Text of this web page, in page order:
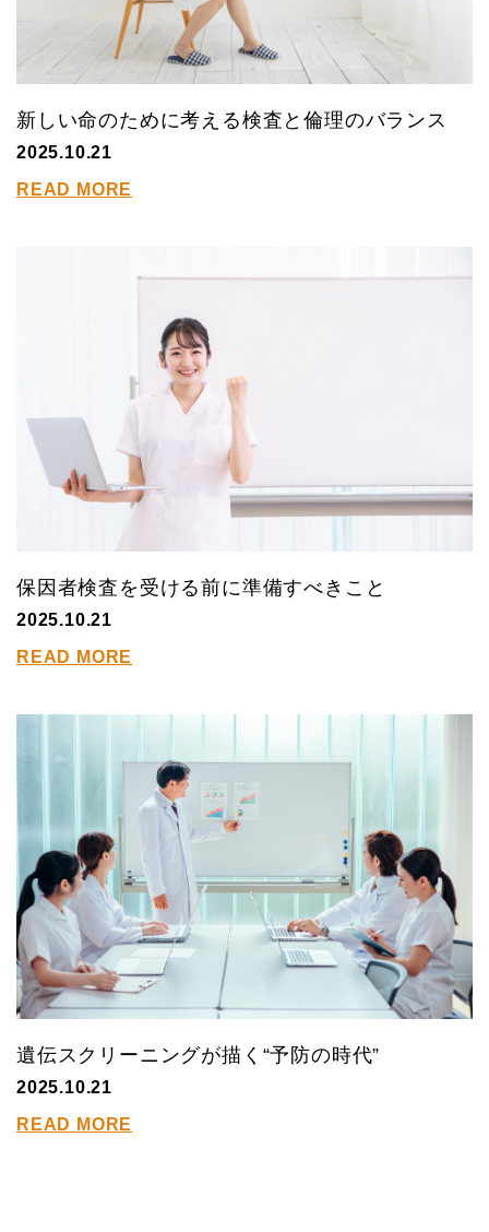
新しい命のために考える検査と倫理のバランス
2025.10.21
READ MORE
保因者検査を受ける前に準備すべきこと
2025.10.21
READ MORE
遺伝スクリーニングが描く“予防の時代”
2025.10.21
READ MORE